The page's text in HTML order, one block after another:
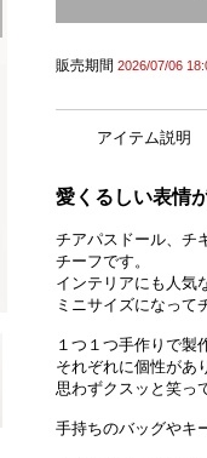
販売期間 2026/07/06
アイテム説明
愛くるしい表情
チアパスドール、チ
チーフです。
インテリアにも人気
ミニサイズになって
１つ１つ手作りで製
それぞれに個性があ
思わずクスッと笑っ
手持ちのバッグやキ